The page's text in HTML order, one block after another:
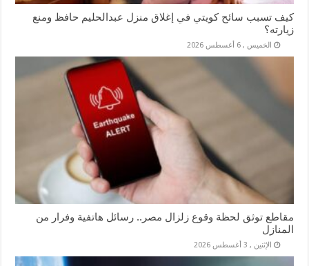
كيف تسبب سائح كويتي في إغلاق منزل عبدالحليم حافظ ومنع
زيارته؟
الخميس , 6 أغسطس 2026
مقاطع توثق لحظة وقوع زلزال مصر.. رسائل هاتفية وفرار من
المنازل
الإثنين , 3 أغسطس 2026